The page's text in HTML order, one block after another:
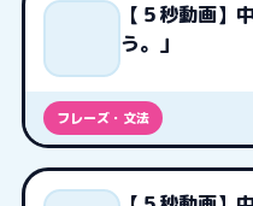
【５秒動画】
う。」
フレーズ・文法